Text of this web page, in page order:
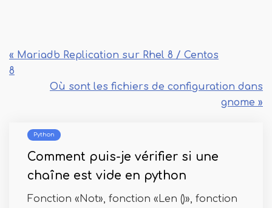
« Mariadb Replication sur Rhel 8 / Centos
8
Où sont les fichiers de configuration dans
gnome »
Python
Comment puis-je vérifier si une
chaîne est vide en python
Fonction «Not», fonction «Len ()», fonction